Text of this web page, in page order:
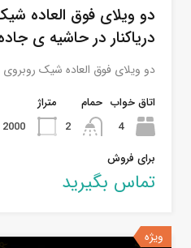
دو ویلای فوق العاده
دریاکنار در حاشیه ی
دو ویلای فوق العاده شیک روبروی
اتاق خواب
4
حمام
2
متراژ
2000
برای فروش
تماس بگیرید
ویژه